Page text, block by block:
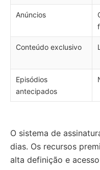
Anúncios
Conteúdo exclusivo
Episódios
antecipados
O sistema de
dias. Os recursos
alta definição e